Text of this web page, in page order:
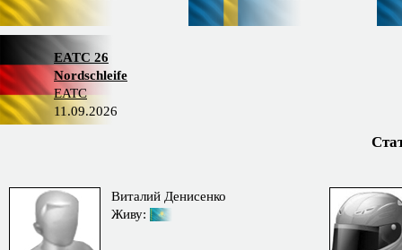
EATC 26
Nordschleife
EATC
11.09.2026
Виталий Денисенко
Живу: